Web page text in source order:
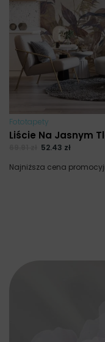
Fototapety
Liście Na Jasnym
52.43 zł
Najniższa cena